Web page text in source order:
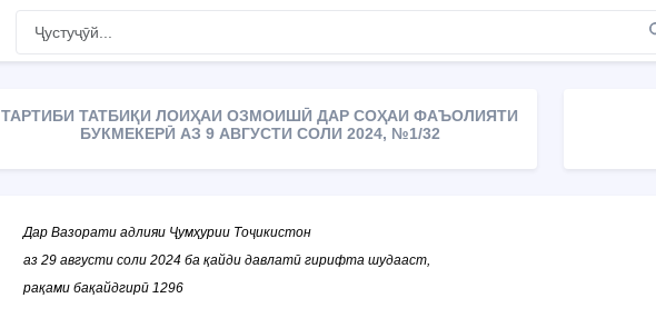
ТАРТИБИ ТАТБИҚИ ЛОИҲАИ ОЗМОИШӢ ДАР СОҲАИ ФАЪОЛИЯТИ
БУКМЕКЕРӢ АЗ 9 АВГУСТИ СОЛИ 2024, №1/32
Дар Вазорати адлияи Ҷумҳурии Тоҷикистон
аз 29 августи соли 2024 ба қайди давлатӣ гирифта шудааст,
рақами бақайдгирӣ 1296